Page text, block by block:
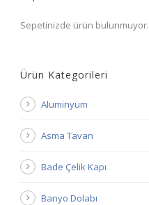
Sepetinizde ürün bulunmuyor.
Ürün Kategorileri
Aluminyum
Asma Tavan
Bade Çelik Kapı
Banyo Dolabı